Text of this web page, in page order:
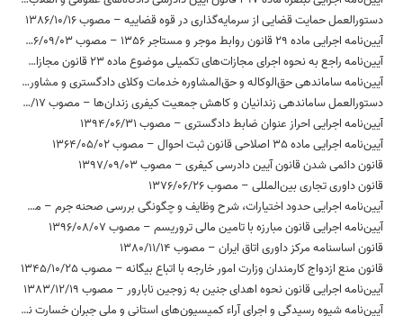
دستورالعمل حمایت قضایی از سرمایه‌گذاری در قوه قضاییه – مصوب 1386/10/16
آیین‌نامه اجرایی ماده 29 قانون روابط موجر و مستاجر 1356 – مصوب 1356/09/03
آیین‌نامه راجع به نحوه اجرای مجازات‌های تکمیلی موضوع ماده 23 قانون مجازات اسلامی – مصوب 1393/26/11
آیین‌نامه ساماندهی حق‌الوکاله و حق‌المشاوره خدمات وکلای دادگستری و مشاوران حقوقی در دستگاه‌های اجرایی – مصوب 1397/09/24
دستورالعمل ساماندهی زندانیان و کاهش جمعیت کیفری زندان‌ها – مصوب 1395/06/17
آیین‌نامه اجرایی احراز عنوان ضابط دادگستری – مصوب 1394/06/31
آیین‌نامه اجرایی ماده 35 اصلاحی قانون ثبت احوال – مصوب 1364/05/02
قانون دائمی شدن قانون آیین دادرسی کیفری – مصوب 1397/09/03
قانون داوری تجاری بین‌المللی – مصوب 1376/06/26
آیین‏‌نامه اجرایی حدود اختیارات، شرح وظایف و چگونگی بررسی صحنه جرم – مصوب 1396/06/28
آیین‌نامه اجرایی قانون مبارزه با تامین مالی تروریسم – مصوب 1396/08/07
قانون اساسنامه مرکز داوری اتاق ایران – مصوب 1380/11/14
قانون منع ازدواج کارمندان وزارت امور خارجه با اتباع بیگانه – مصوب 1345/10/25
آیین‌نامه اجرایی قانون نحوه اهدای جنین به زوجین نابارور – مصوب 1383/12/19
آیین‌نامه شیوه رسیدگی و اجرای آراء کمیسیون‌های استانی و ملی جبران خسارت ناشی از بازداشت – مصوب 1395/10/04